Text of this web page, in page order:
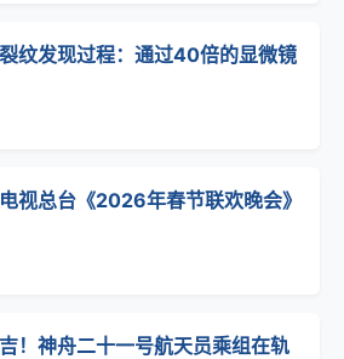
纹发现过程：通过40倍的显微镜
视总台《2026年春节联欢晚会》
！神舟二十一号航天员乘组在轨